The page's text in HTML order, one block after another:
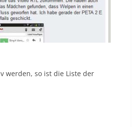
werden, so ist die Liste der